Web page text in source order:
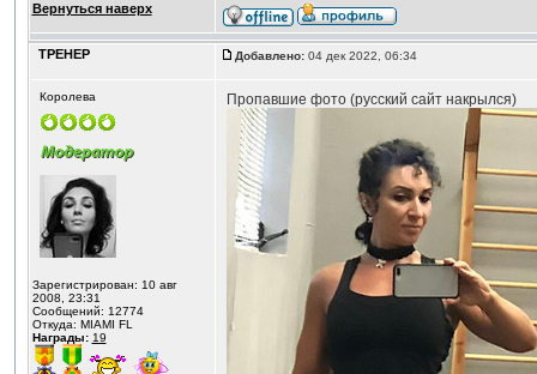
Вернуться наверх
ТРЕНЕР Добавлено:04 дек 2022, 06:34
Королева
Зарегистрирован: 10 авг
2008, 23:31
Сообщений: 12774
Откуда: MIAMI FL
Награды: 19
Пропавшие фото (русский сайт накрылся)